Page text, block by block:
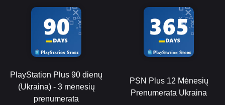
PlayStation Plus 90 dienų
(Ukraina) - 3 mėnesių
prenumerata
PSN Plus 12 Mėnesių
Prenumerata Ukraina